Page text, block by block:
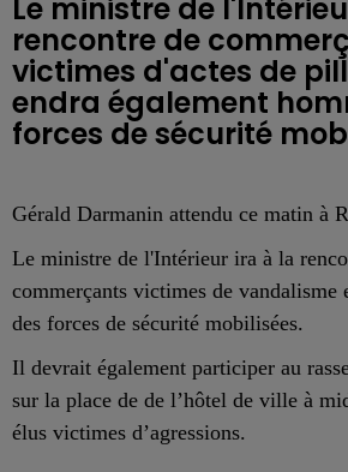
Le ministre de
rencontre de
victimes d'actes de
endra également
forces de sécurité
Gérald Darmanin attendu ce matin à
Le ministre de l'Intérieur ira à la
commerçants victimes de vandalisme
des forces de sécurité mobilisées.
Il devrait également participer au
sur la place de de l’hôtel de ville à
élus victimes d’agressions.